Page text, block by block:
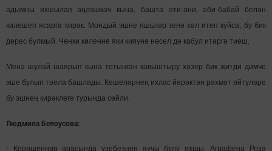
адымны яхшылап аңлашкач кына, башта әти-әни, әби-бабай белән
килешеп ясарга кирәк. Мондый эшне яшьләр генә хәл итеп куйса, бу бик
дөрес булмый. Чөнки киленне яки кияүне нәсел дә кабул итәргә тиеш.
Менә шулай шаярып кына тотынган кавыштыру хәзер бик җитди димче
эше булып тоела башлады. Кешеләрнең ихлас йөрәктән рәхмәт әйтүләре
бу эшнең кирәклеге турында сөйли.
Людмила Белоусова:
- Керәшеннәр арасында үзебезнең яучы булу яхшы. Аграфена Роза